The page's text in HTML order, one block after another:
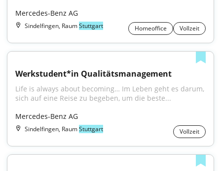
Mercedes-Benz AG
Sindelfingen, RaumStuttgart Homeoffice Vollzeit
Werkstudent*in Qualitätsmanagement
Life is always about becoming… Im Leben geht es darum,
sich auf eine Reise zu begeben, um die beste...
Mercedes-Benz AG
Sindelfingen, RaumStuttgart Vollzeit